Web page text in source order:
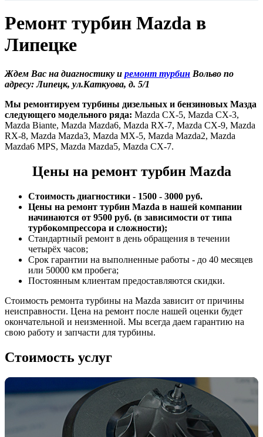
Ремонт турбин Mazda в
Липецке
Ждем Вас на диагностику и ремонт турбин Вольво по
адресу: Липецк, ул.Каткуова, д. 5/1
Мы ремонтируем турбины дизельных и бензиновых Мазда
следующего модельного ряда: Mazda CX-5, Mazda CX-3,
Mazda Biante, Mazda Mazda6, Mazda RX-7, Mazda CX-9, Mazda
RX-8, Mazda Mazda3, Mazda MX-5, Mazda Mazda2, Mazda
Mazda6 MPS, Mazda Mazda5, Mazda CX-7.
Цены на ремонт турбин Mazda
Стоимость диагностики - 1500 - 3000 руб.
Цены на ремонт турбин Mazda в нашей компании
начинаются от 9500 руб. (в зависимости от типа
турбокомпрессора и сложности);
Стандартный ремонт в день обращения в течении
четырёх часов;
Срок гарантии на выполненные работы - до 40 месяцев
или 50000 км пробега;
Постоянным клиентам предоставляются скидки.
Стоимость ремонта турбины на Mazda зависит от причины
неисправности. Цена на ремонт после нашей оценки будет
окончательной и неизменной. Мы всегда даем гарантию на
свою работу и запчасти для турбины.
Стоимость услуг